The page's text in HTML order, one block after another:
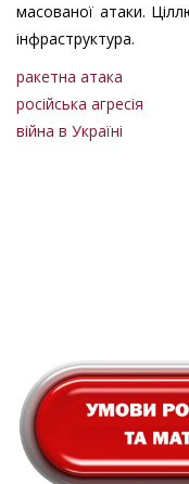
масованої атаки.
інфраструктура.
ракетна атака
російська агресія
війна в Україні